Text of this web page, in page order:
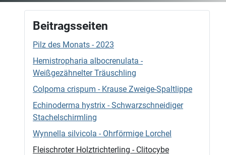
Beitragsseiten
Pilz des Monats - 2023
Hemistropharia albocrenulata -
Weißgezähnelter Träuschling
Colpoma crispum - Krause Zweige-Spaltlippe
Echinoderma hystrix - Schwarzschneidiger
Stachelschirmling
Wynnella silvicola - Ohrförmige Lorchel
Fleischroter Holztrichterling - Clitocybe